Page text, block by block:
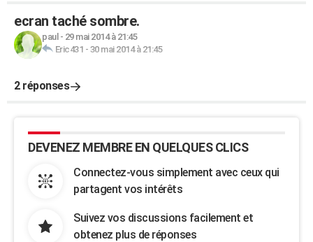
ecran taché sombre.
paul - 29 mai 2014 à 21:45
Eric431 - 30 mai 2014 à 21:45
2 réponses
DEVENEZ MEMBRE EN QUELQUES CLICS
Connectez-vous simplement avec ceux qui
partagent vos intérêts
Suivez vos discussions facilement et
obtenez plus de réponses